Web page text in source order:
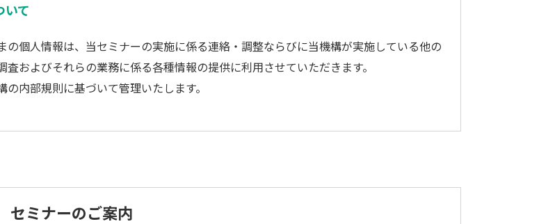
いて
の個人情報は、当セミナーの実施に係る連絡・調整ならびに当機構が実施している他の
およびそれらの業務に係る各種情報の提供に利用させていただきます。
内部規則に基づいて管理いたします。
セミナーのご案内